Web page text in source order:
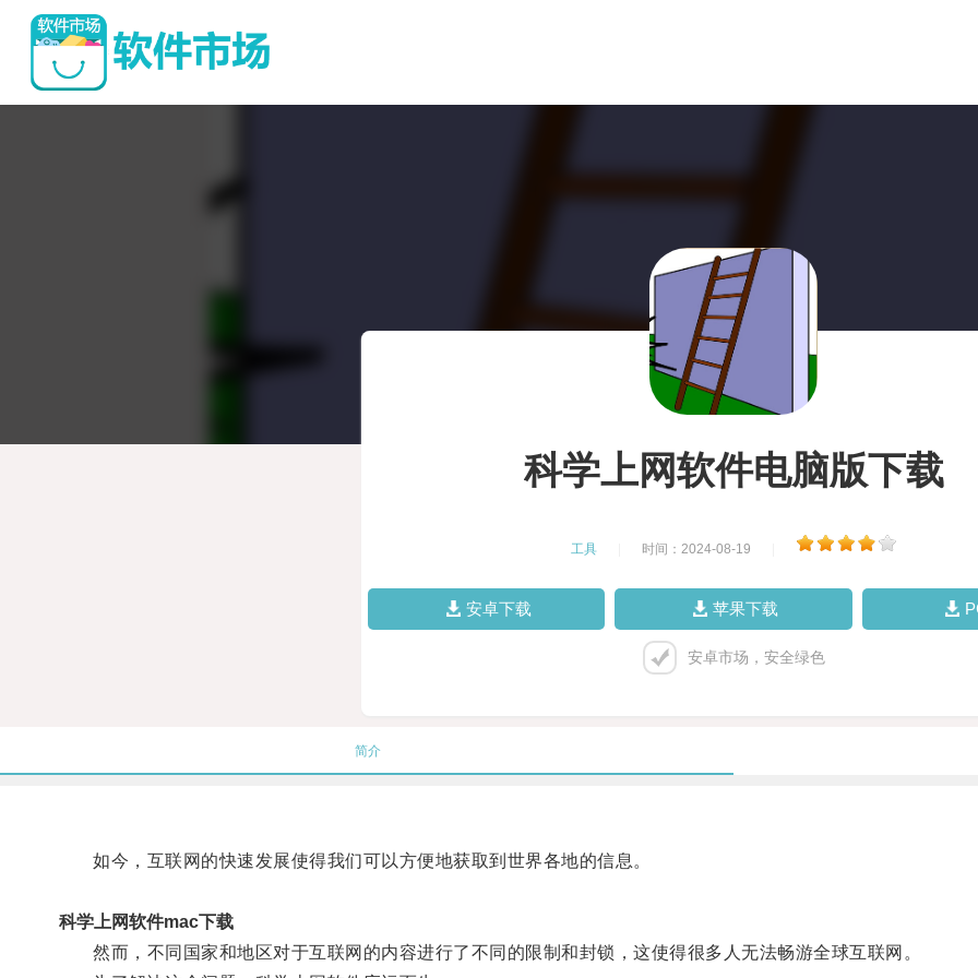
科学上网软件电脑版下载
工具 时间：2024-08-19
安卓下载 苹果下载
安卓市场，安全绿色
简介
如今，互联网的快速发展使得我们可以方便地获取到世界各地的信息。
科学上网软件mac下载
然而，不同国家和地区对于互联网的内容进行了不同的限制和封锁，这使得很多人无法畅游全球互联网。